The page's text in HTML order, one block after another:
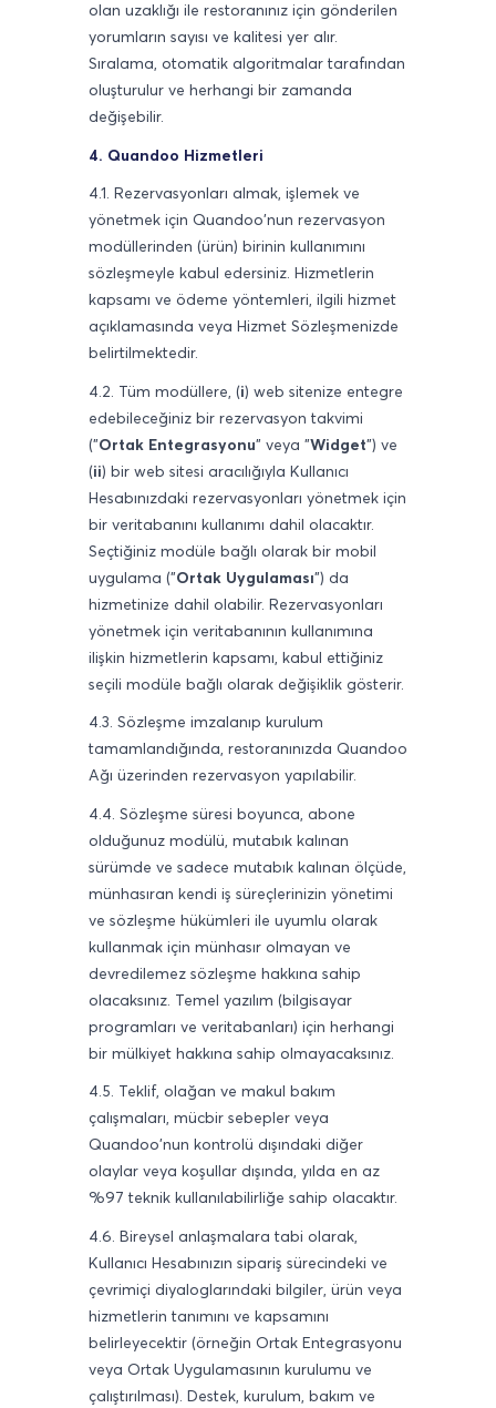
olan uzaklığı ile restoranınız için gönderilen
yorumların sayısı ve kalitesi yer alır.
Sıralama, otomatik algoritmalar tarafından
oluşturulur ve herhangi bir zamanda
değişebilir.
4. Quandoo Hizmetleri
4.1. Rezervasyonları almak, işlemek ve
yönetmek için Quandoo'nun rezervasyon
modüllerinden (ürün) birinin kullanımını
sözleşmeyle kabul edersiniz. Hizmetlerin
kapsamı ve ödeme yöntemleri, ilgili hizmet
açıklamasında veya Hizmet Sözleşmenizde
belirtilmektedir.
4.2. Tüm modüllere, (i) web sitenize entegre
edebileceğiniz bir rezervasyon takvimi
("Ortak Entegrasyonu" veya "Widget") ve
(ii) bir web sitesi aracılığıyla Kullanıcı
Hesabınızdaki rezervasyonları yönetmek için
bir veritabanını kullanımı dahil olacaktır.
Seçtiğiniz modüle bağlı olarak bir mobil
uygulama ("Ortak Uygulaması") da
hizmetinize dahil olabilir. Rezervasyonları
yönetmek için veritabanının kullanımına
ilişkin hizmetlerin kapsamı, kabul ettiğiniz
seçili modüle bağlı olarak değişiklik gösterir.
4.3. Sözleşme imzalanıp kurulum
tamamlandığında, restoranınızda Quandoo
Ağı üzerinden rezervasyon yapılabilir.
4.4. Sözleşme süresi boyunca, abone
olduğunuz modülü, mutabık kalınan
sürümde ve sadece mutabık kalınan ölçüde,
münhasıran kendi iş süreçlerinizin yönetimi
ve sözleşme hükümleri ile uyumlu olarak
kullanmak için münhasır olmayan ve
devredilemez sözleşme hakkına sahip
olacaksınız. Temel yazılım (bilgisayar
programları ve veritabanları) için herhangi
bir mülkiyet hakkına sahip olmayacaksınız.
4.5. Teklif, olağan ve makul bakım
çalışmaları, mücbir sebepler veya
Quandoo'nun kontrolü dışındaki diğer
olaylar veya koşullar dışında, yılda en az
%97 teknik kullanılabilirliğe sahip olacaktır.
4.6. Bireysel anlaşmalara tabi olarak,
Kullanıcı Hesabınızın sipariş sürecindeki ve
çevrimiçi diyaloglarındaki bilgiler, ürün veya
hizmetlerin tanımını ve kapsamını
belirleyecektir (örneğin Ortak Entegrasyonu
veya Ortak Uygulamasının kurulumu ve
çalıştırılması). Destek, kurulum, bakım ve